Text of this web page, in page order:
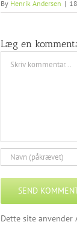
By Henrik Andersen |
Læg en
Dette site anvender